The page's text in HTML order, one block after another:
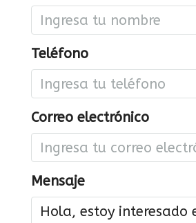
Teléfono
Correo electrónico
Mensaje